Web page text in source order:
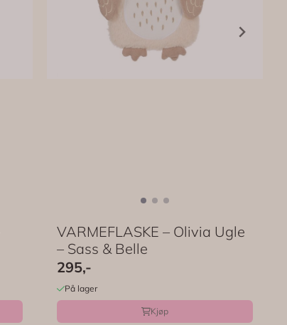
VARMEFLASKE – Olivia Ugle
– Sass & Belle
295,-
På lager
Kjøp